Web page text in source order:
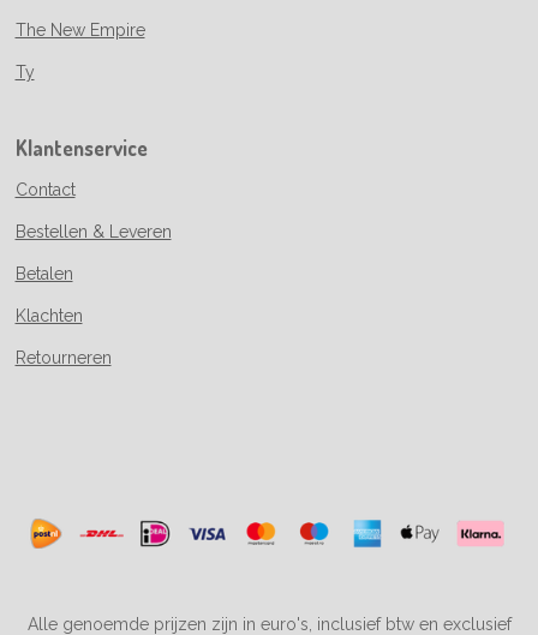
The New Empire
Ty
Klantenservice
Contact
Bestellen & Leveren
Betalen
Klachten
Retourneren
Alle genoemde prijzen zijn in euro's, inclusief btw en exclusief